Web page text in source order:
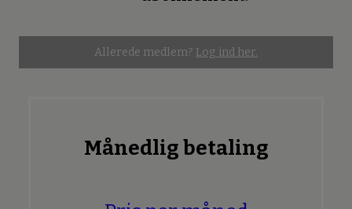
Allerede medlem? Log ind her.
Månedlig betaling